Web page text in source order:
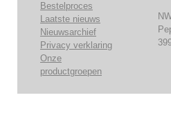
Bestelproces
Laatste nieuws
Nieuwsarchief
Privacy verklaring
Onze
productgroepen